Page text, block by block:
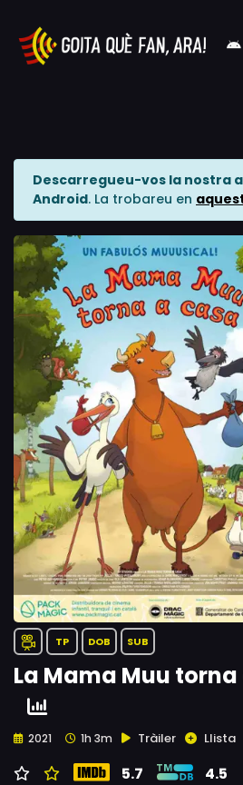
Descarregueu-vos la nostra
Android. La trobareu en
TP DOB SUB
La Mama Muu
2021 1h 3m Tràiler Llista
5.7 4.5